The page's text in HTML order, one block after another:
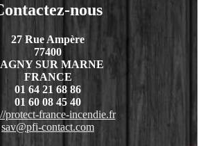
nous
27 Rue Ampère
77400
SUR MARNE
FRANCE
01 64 21 68 86
01 60 08 45 40
protect-france-incendie.fr
sav@pfi-contact.com